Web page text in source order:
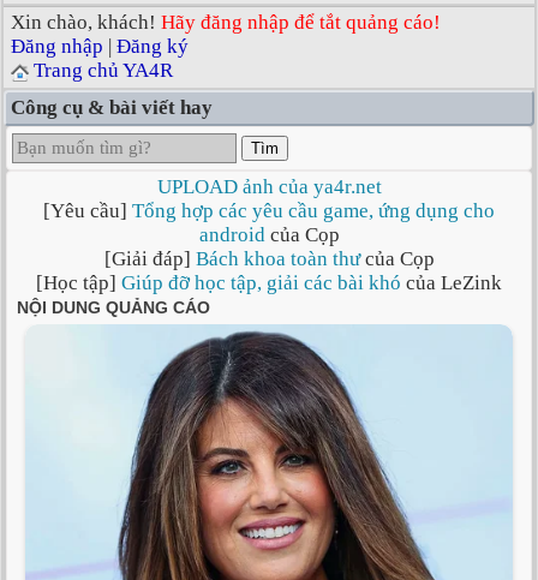
Xin chào, khách! Hãy đăng nhập để tắt quảng cáo!
Đăng nhập | Đăng ký
Trang chủ YA4R
Công cụ & bài viết hay
Tìm
UPLOAD ảnh của ya4r.net
[Yêu cầu] Tổng hợp các yêu cầu game, ứng dụng cho
androidcủa Cọp
[Giải đáp] Bách khoa toàn thưcủa Cọp
[Học tập] Giúp đỡ học tập, giải các bài khó của LeZink